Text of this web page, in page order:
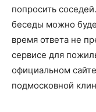
попросить
беседы можно
время ответа не
сервисе для
официальном
подмосковной